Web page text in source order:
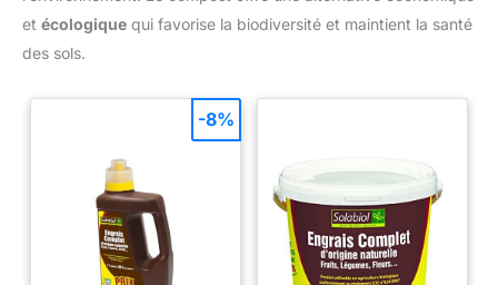
et écologique qui favorise la biodiversité et maintient la santé
des sols.
-8%